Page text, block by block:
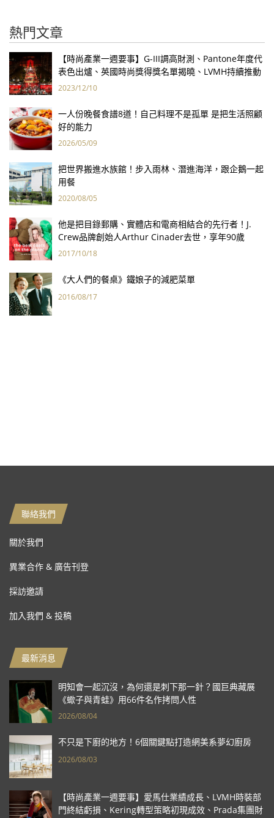
熱門文章
【時尚產業一週要事】G-III調高財測、Pantone年度代
表色出爐、英國時尚獎得獎名單揭曉、LVMH持續推動
永續發展計畫
2023/12/10
一人份晚餐食譜8道！自己料理不是孤單 是把生活照顧
好的能力
2026/05/09
把世界搬進水族館！步入雨林、潛進海洋，跟企鵝一起
用餐
2020/08/05
他是把目錄郵購、實體店和電商相結合的先行者！J.
Crew品牌創始人Arthur Cinader去世，享年90歲
2017/10/18
《大人們的餐桌》鐵娘子的減肥菜單
2016/08/17
聯絡我們
關於我們
異業合作 & 廣告刊登
採訪邀請
加入我們 & 投稿
最新消息
明知會一起沉沒，為何還是刺下那一針？國巨典藏展
《蠍子與青蛙》用66件名作拷問人性
2026/08/04
不只是下廚的地方！6個關鍵點打造網美系夢幻廚房
2026/08/03
【時尚產業一週要事】愛馬仕業績成長、LVMH時裝部
門終結虧損、Kering轉型策略初現成效、Prada集團財